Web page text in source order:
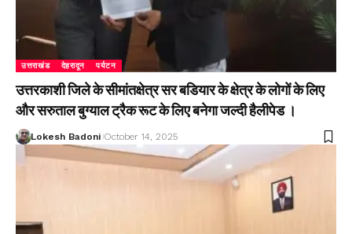
उत्तराखंड देहरादून पर्यटन
उत्तरकाशी जिले के सीमांतक्षेत्र सर बडियार के क्षेत्र के लोगों के लिए
और सरुताल बुग्याल ट्रैक रूट के लिए बनेगा जल्दी हैलीपेड ।
Lokesh Badoni October 14, 2025